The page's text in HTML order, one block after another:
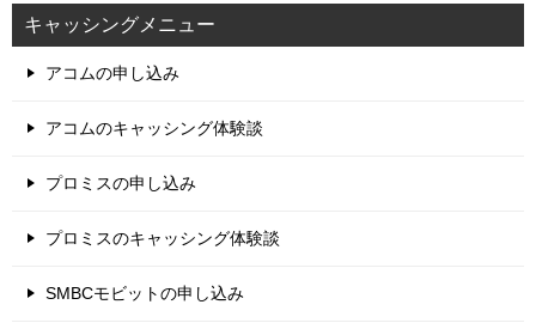
キャッシングメニュー
アコムの申し込み
アコムのキャッシング体験談
プロミスの申し込み
プロミスのキャッシング体験談
SMBCモビットの申し込み